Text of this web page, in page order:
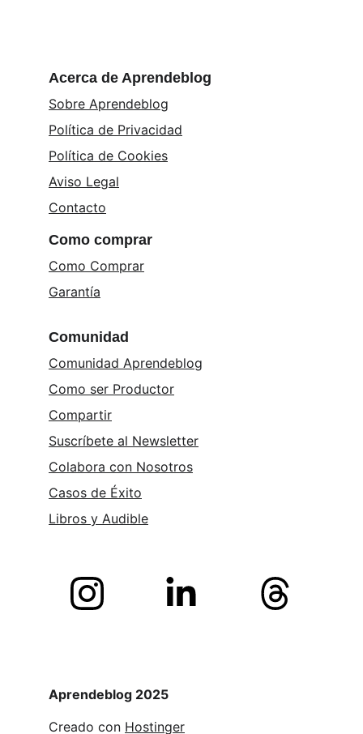
Acerca de Aprendeblog
Sobre Aprendeblog
Política de Privacidad
Política de Cookies
Aviso Legal
Contacto
Como comprar
Como Comprar
Garantía
Comunidad
Comunidad Aprendeblog
Como ser Productor
Compartir
Suscríbete al Newsletter
Colabora con Nosotros
Casos de Éxito
Libros y Audible
Aprendeblog 2025
Creado con Hostinger